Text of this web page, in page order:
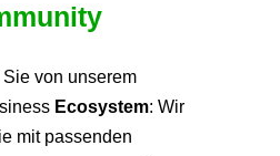
von unserem
Ecosystem: Wir
mit passenden